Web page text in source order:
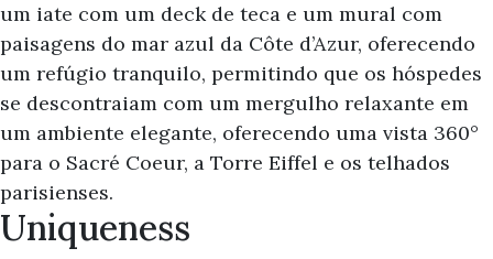
um iate com um deck de teca e um mural com
paisagens do mar azul da Côte d’Azur, oferecendo
um refúgio tranquilo, permitindo que os hóspedes
se descontraiam com um mergulho relaxante em
um ambiente elegante, oferecendo uma vista 360°
para o Sacré Coeur, a Torre Eiffel e os telhados
parisienses.
Uniqueness